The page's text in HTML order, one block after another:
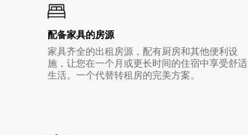
配备家具的房源
家具齐全的出租房源，配有厨房和其他便利设
施，让您在一个月或更长时间的住宿中享受舒适
生活。一个代替转租房的完美方案。